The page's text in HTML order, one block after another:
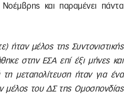
και παραμένει πάντα
ήταν μέλος της Συντονιστικής
στην ΕΣΑ επί έξι μήνες και
μεταπολίτευση ήταν για ένα
μέλος του ΔΣ της Ομοσπονδίας